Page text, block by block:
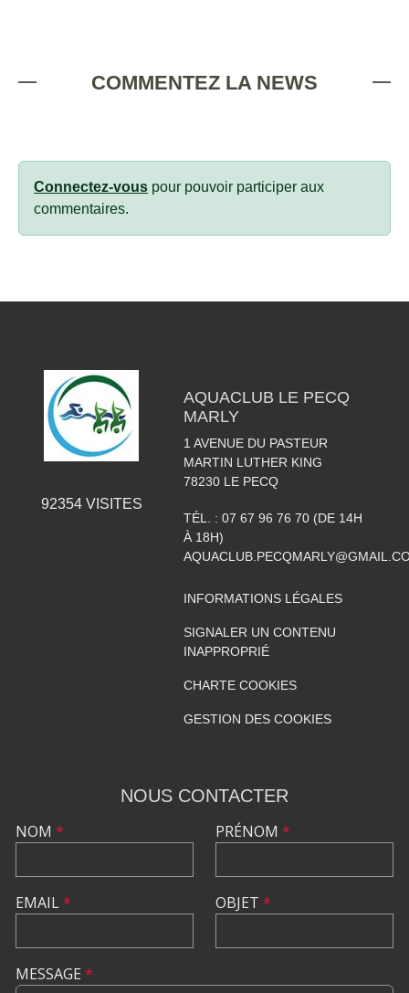
COMMENTEZ LA NEWS
Connectez-vous pour pouvoir participer aux
commentaires.
92354VISITES
AQUACLUB LE PECQ
MARLY
1 AVENUE DU PASTEUR
MARTIN LUTHER KING
78230 LE PECQ
TÉL. : 07 67 96 76 70 (DE 14H
À 18H)
INFORMATIONS LÉGALES
SIGNALER UN CONTENU
INAPPROPRIÉ
CHARTE COOKIES
GESTION DES COOKIES
NOUS CONTACTER
NOM *
EMAIL*
PRÉNOM *
OBJET *
MESSAGE *